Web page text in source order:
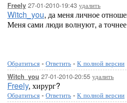
Freely 27-01-2010-19:43 удалить
Witch_you, да меня личное
Меня сами люди волнуют, а
Обратиться - Ответить - К полной версии
Witch_you 27-01-2010-20:55 удалить
Freely, хирург?
Обратиться - Ответить - К полной версии